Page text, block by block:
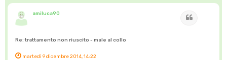
amiluca90
Re: trattamento non riuscito - male al collo
martedì 9 dicembre 2014, 14:22